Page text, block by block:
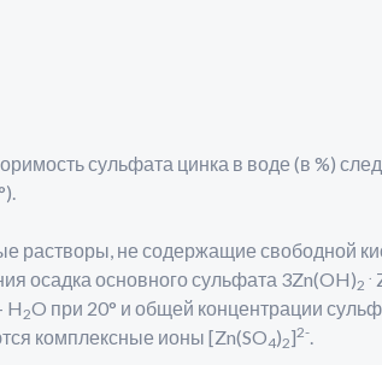
сульфата цинка в воде (в %)
растворы, не содержащие свободной
осадка основного сульфата 3Zn(OH)2
H2O при 20° и общей концентрации
комплексные ионы [Zn(SO4)2]2-.